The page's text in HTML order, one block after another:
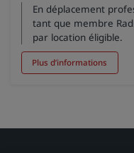
En déplacement
tant que membre
par location éligible.
Plus d’informations